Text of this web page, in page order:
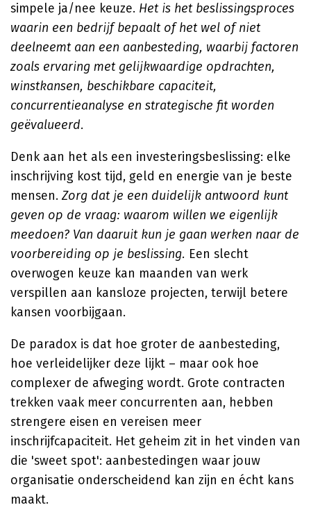
simpele ja/nee keuze. Het is het beslissingsproces
waarin een bedrijf bepaalt of het wel of niet
deelneemt aan een aanbesteding, waarbij factoren
zoals ervaring met gelijkwaardige opdrachten,
winstkansen, beschikbare capaciteit,
concurrentieanalyse en strategische fit worden
geëvalueerd.
Denk aan het als een investeringsbeslissing: elke
inschrijving kost tijd, geld en energie van je beste
mensen. Zorg dat je een duidelijk antwoord kunt
geven op de vraag: waarom willen we eigenlijk
meedoen? Van daaruit kun je gaan werken naar de
voorbereiding op je beslissing. Een slecht
overwogen keuze kan maanden van werk
verspillen aan kansloze projecten, terwijl betere
kansen voorbijgaan.
De paradox is dat hoe groter de aanbesteding,
hoe verleidelijker deze lijkt – maar ook hoe
complexer de afweging wordt. Grote contracten
trekken vaak meer concurrenten aan, hebben
strengere eisen en vereisen meer
inschrijfcapaciteit. Het geheim zit in het vinden van
die 'sweet spot': aanbestedingen waar jouw
organisatie onderscheidend kan zijn en écht kans
maakt.